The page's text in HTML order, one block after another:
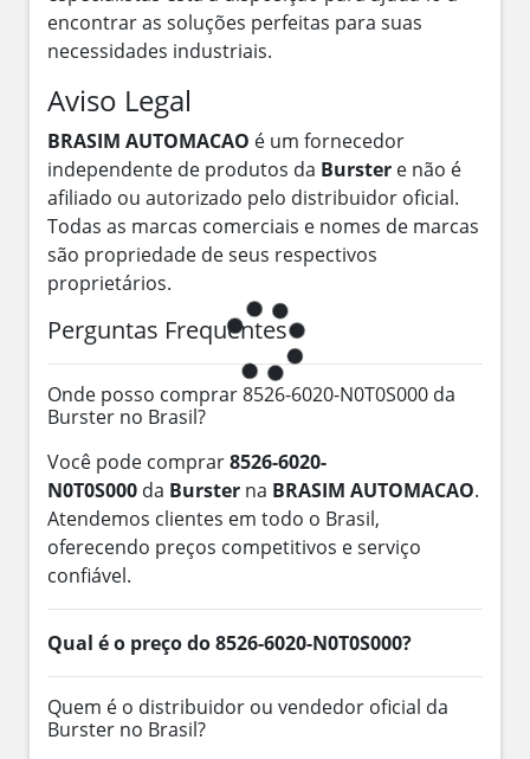
encontrar as soluções perfeitas para suas
necessidades industriais.
Aviso Legal
BRASIM AUTOMACAO é um fornecedor
independente de produtos da Burster e não é
afiliado ou autorizado pelo distribuidor oficial.
Todas as marcas comerciais e nomes de marcas
são propriedade de seus respectivos
proprietários.
Perguntas Frequentes
Onde posso comprar 8526-6020-N0T0S000 da
Burster no Brasil?
Você pode comprar8526-6020-
N0T0S000 da Burster na BRASIM AUTOMACAO.
Atendemos clientes em todo o Brasil,
oferecendo preços competitivos e serviço
confiável.
Qual é o preço do 8526-6020-N0T0S000?
Quem é o distribuidor ou vendedor oficial da
Burster no Brasil?